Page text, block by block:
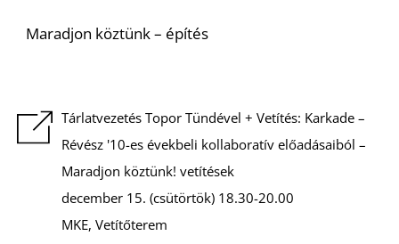
Maradjon köztünk – építés
Tárlatvezetés Topor Tündével + Vetítés: Karkade –
Révész '10-es évekbeli kollaboratív előadásaiból –
Maradjon köztünk! vetítések
december 15. (csütörtök) 18.30-20.00
MKE, Vetítőterem